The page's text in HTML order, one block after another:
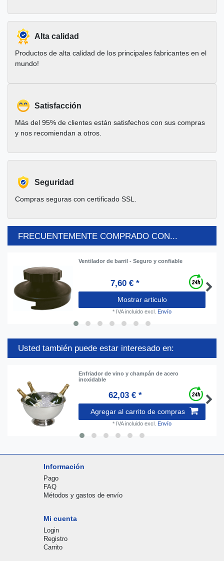
Alta calidad
Productos de alta calidad de los principales fabricantes en el
mundo!
Satisfacción
Más del 95% de clientes están satisfechos con sus compras
y nos recomiendan a otros.
Seguridad
Compras seguras con certificado SSL.
FRECUENTEMENTE COMPRADO CON...
Ventilador de barril - Seguro y confiable
7,60 € *
Mostrar articulo
* IVA incluido excl. Envío
Usted también puede estar interesado en:
Enfriador de vino y champán de acero
inoxidable
62,03 € *
Agregar al carrito de compras
* IVA incluido excl. Envío
Información
Pago
FAQ
Métodos y gastos de envío
Mi cuenta
Login
Registro
Carrito